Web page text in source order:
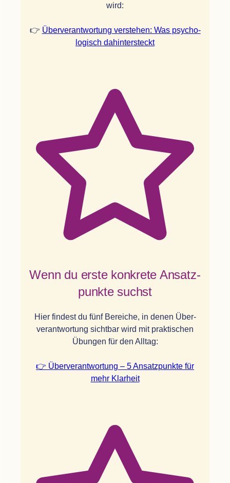
wird:
👉 Über­ver­ant­wor­tung ver­ste­hen: Was psy­cho­
lo­gisch dahintersteckt
Wenn du erste kon­krete Ansatz­
punkte suchst
Hier fin­dest du fünf Berei­che, in denen Über­
ver­ant­wor­tung sicht­bar wird mit prak­ti­schen
Übun­gen für den All­tag:
👉 Über­ver­ant­wor­tung – 5 Ansatz­punkte für
mehr Klarheit